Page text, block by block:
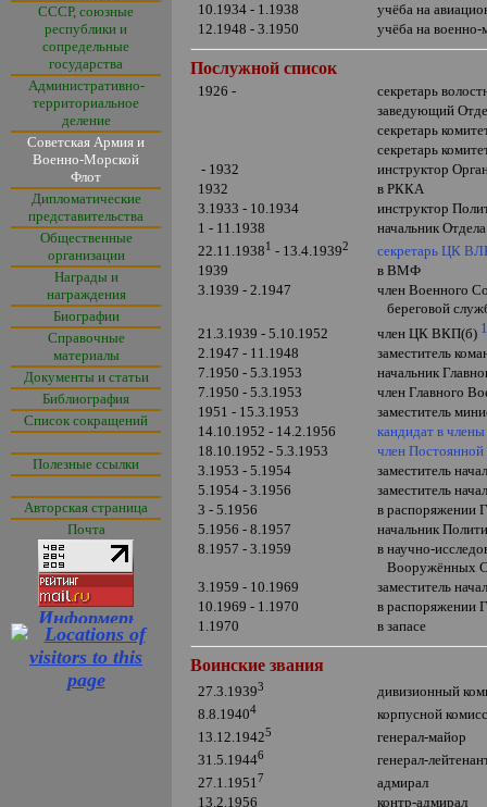
СССР, союзные
республики и
сопредельные
государства
Административно-
территориальное
деление
Советская Армия и
Военно-Морской
Флот
Дипломатические
представительства
Общественные
организации
Награды и
награждения
Биографии
Справочные
материалы
Документы и статьи
Библиография
Список сокращений
Полезные ссылки
Авторская страница
Почта
10.1934 - 1.1938
учёба на
12.1948 - 3.1950
учёба на
Послужной список
1926 -
секретарь
заведующий
секретарь
секретарь
- 1932
инструктор
1932
в РККА
3.1933 - 10.1934
инструктор
1 - 11.1938
начальник
22.11.19381 - 13.4.19392
секретарь ЦК
1939
в ВМФ
3.1939 - 2.1947
член Военного
береговой
21.3.1939 - 5.10.1952 член ЦК ВКП(б)
2.1947 - 11.1948
заместитель
7.1950 - 5.3.1953
начальник
7.1950 - 5.3.1953
член Главного
1951 - 15.3.1953
заместитель
14.10.1952 - 14.2.1956
кандидат в
18.10.1952 - 5.3.1953
член
3.1953 - 5.1954
заместитель
5.1954 - 3.1956
заместитель
3 - 5.1956
в распоряжении
5.1956 - 8.1957
начальник
8.1957 - 3.1959
в научно-
Вооружённых
3.1959 - 10.1969
заместитель
10.1969 - 1.1970
в распоряжении
1.1970
в запасе
Воинские звания
27.3.19393
дивизионный
8.8.19404
корпусной
13.12.19425
генерал-майор
31.5.19446
генерал-
27.1.19517
адмирал
13.2.1956
контр-адмирал